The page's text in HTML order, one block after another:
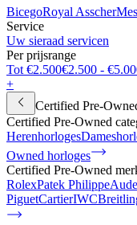
BicegoRoyal Asscher
Service
Uw sieraad servicen
Per prijsrange
Tot €2.500€2.500 -
+
Certified Pre-
Certified Pre-Owned
Herenhorloges
Owned horloges
Certified Pre-Owned
RolexPatek Philippe
PiguetCartierIWC